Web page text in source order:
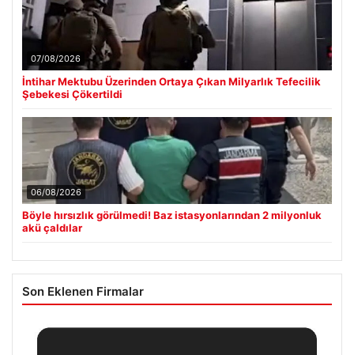
07/08/2026
İntihar Mektubu Üzerinden Ortaya Çıkan Milyarlık Tefecilik
Şebekesi Çökertildi
06/08/2026
Böyle hırsızlık görülmedi! Baz istasyonlarından 2 milyonluk
akü çaldılar
Son Eklenen Firmalar